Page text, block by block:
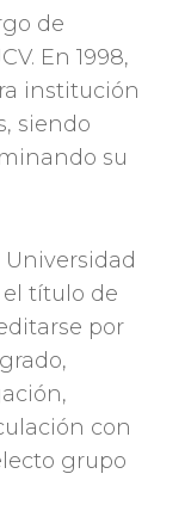
de
En 1998,
institución
siendo
su
el título de
por
con
grupo